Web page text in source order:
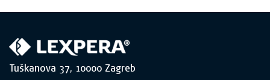
Tuškanova 37, 10000 Zagreb